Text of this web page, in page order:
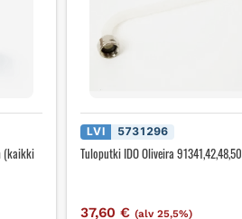
(kaikki
LVI 5731296
Tuloputki IDO Oliveira 91341,42,48,50
37,60€ (alv 25,5%)